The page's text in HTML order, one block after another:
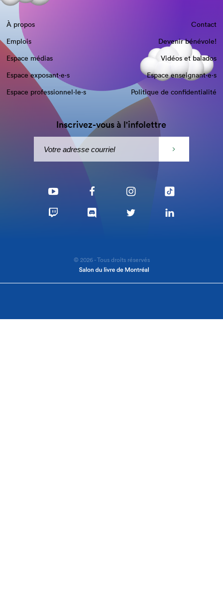
À propos
Contact
Emplois
Devenir bénévole!
Espace médias
Vidéos et balados
Espace exposant·e⋅s
Espace enseignant·e⋅s
Espace professionnel·le⋅s
Politique de confidentialité
Inscrivez-vous à l'infolettre
© 2026 - Tous droits réservés